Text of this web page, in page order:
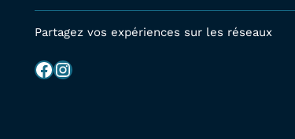
Partagez vos expériences sur les réseaux
Facebook Instagram